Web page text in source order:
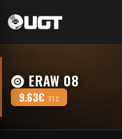
ERAW 08
9.63€ TTC